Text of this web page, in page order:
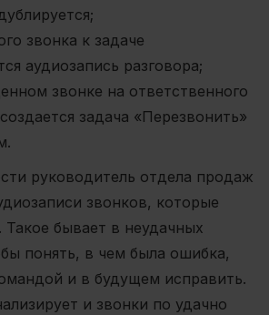
звонка к задаче
аудиозапись разговора;
звонке на ответственного
задача «Перезвонить»
руководитель отдела продаж
звонков, которые
Такое бывает в неудачных
понять, в чем была ошибка,
и в будущем исправить.
и звонки по удачно